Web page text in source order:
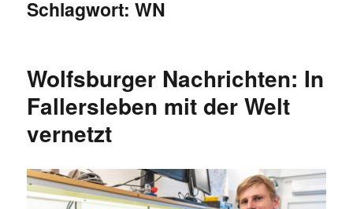
Schlagwort:WN
Wolfsburger Nachrichten: In
Fallersleben mit der Welt
vernetzt